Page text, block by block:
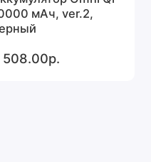
мАч, ver.2,
508.00р.